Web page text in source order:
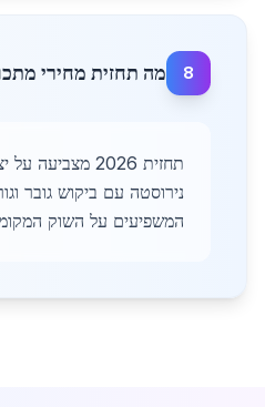
8 מה תחזית מחירי מתכות 2026
תחזית 2026
נירוסטה עם ביקוש גובר
המשפיעים על השוק